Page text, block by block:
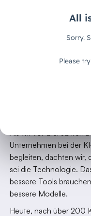
die "Gold
Zeit
Als wir vor drei Jahren
Unternehmen bei der
begleiten, dachten wir,
sei die Technologie.
bessere Tools
bessere Modelle.
Heute, nach über 200